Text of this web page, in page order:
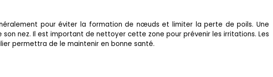
pour éviter la formation de nœuds et limiter la perte de poils. Une
nez. Il est important de nettoyer cette zone pour prévenir les irritations. Les
permettra de le maintenir en bonne santé.